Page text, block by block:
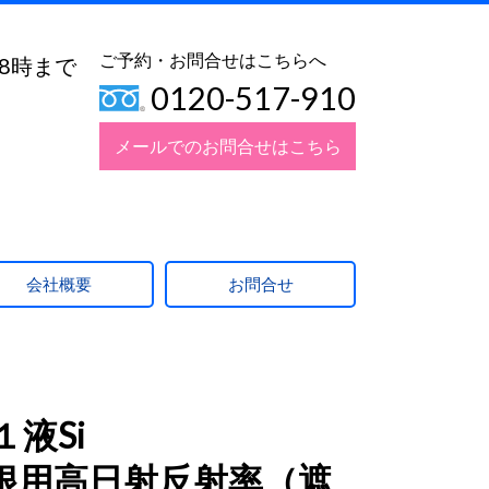
時まで ご予約・お問合せはこちらへ
0120-517-910
メールでのお問合せはこちら
会社概要 お問合せ
液Si
用高日射反射率（遮